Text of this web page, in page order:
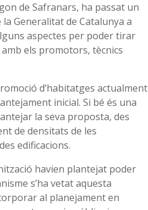
de Safranars, ha passat un
Generalitat de Catalunya a
aspectes per poder tirar
els promotors, tècnics
d’habitatges actualment
inicial. Si bé és una
la seva proposta, des
de densitats de les
edificacions.
havien plantejat poder
s’ha vetat aquesta
al planejament en